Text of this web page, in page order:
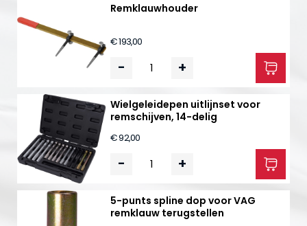
Remklauwhouder
€ 193,00
- +
Wielgeleidepen uitlijnset voor
remschijven, 14-delig
€ 92,00
- +
5-punts spline dop voor VAG
remklauw terugstellen